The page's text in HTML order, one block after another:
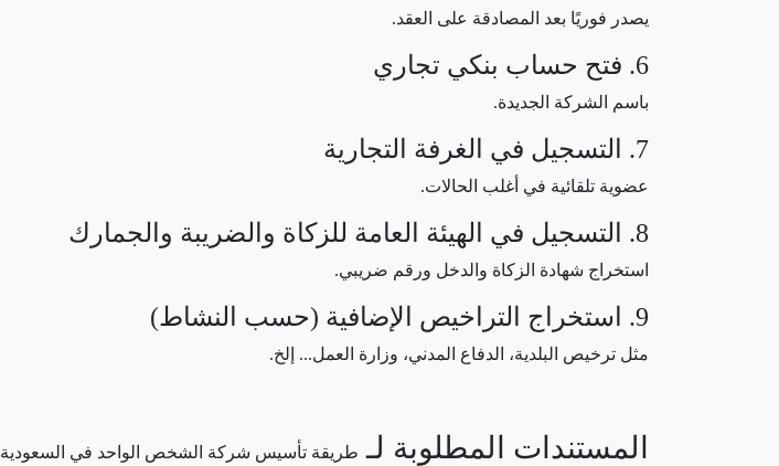
يصدر فوريًا بعد المصادقة على العقد.
6. فتح حساب بنكي تجاري
باسم الشركة الجديدة.
7. التسجيل في الغرفة التجارية
عضوية تلقائية في أغلب الحالات.
8. التسجيل في الهيئة العامة للزكاة والضريبة والجمارك
استخراج شهادة الزكاة والدخل ورقم ضريبي.
9. استخراج التراخيص الإضافية (حسب النشاط)
مثل ترخيص البلدية، الدفاع المدني، وزارة العمل... إلخ.
المستندات المطلوبة لـ طريقة تأسيس شركة الشخص الواحد في السعودية